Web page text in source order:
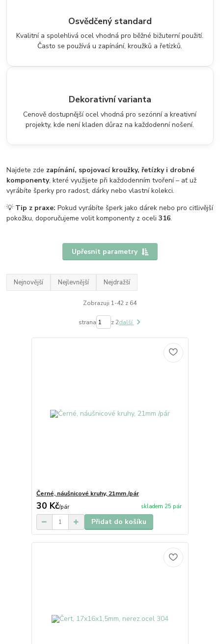
Osvědčený standard
Kvalitní a spolehlivá ocel vhodná pro běžné bižuterní použití.
Často se používá u zapínání, kroužků a řetízků.
Dekorativní varianta
Cenově dostupnější ocel vhodná pro sezónní a kreativní
projekty, kde není kladen důraz na každodenní nošení.
Najdete zde zapínání, spojovací kroužky, řetízky i drobné
komponenty, které využijete při každodenním tvoření – ať už
vyrábíte šperky pro radost, dárky nebo vlastní kolekci.
💡 Tip z praxe: Pokud vyrábíte šperk jako dárek nebo pro citlivější
pokožku, doporučujeme volit komponenty z oceli316.
Upřesnit parametry
Nejnovější Nejlevnější Nejdražší
Zobrazuji 1-42 z 64
strana z 2další
Černé, náušnicové kruhy, 21mm /pár
30 Kč/pár skladem 25 pár
Přidat do košíku